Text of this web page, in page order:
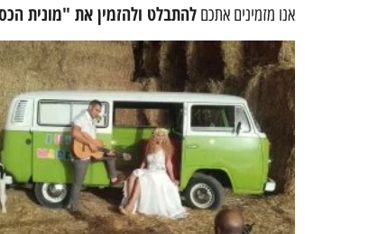
אנו מזמינים אתכם להתבלט ולהזמין את "מונית